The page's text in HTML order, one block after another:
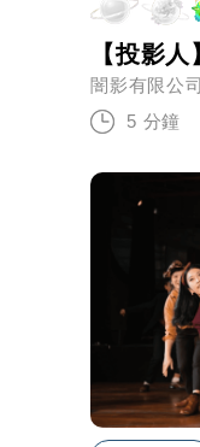
【投影
闇影有限公
5 分鐘